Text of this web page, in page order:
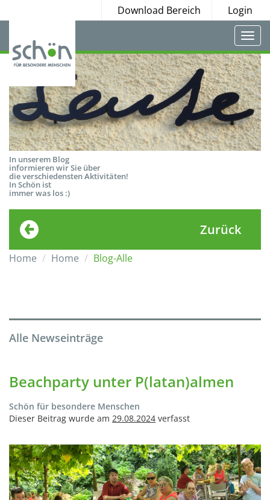
Download Bereich Login
In unserem Blog
informieren wir Sie über
die verschiedensten Aktivitäten!
In Schön ist
immer was los :)
Zurück
Home Home Blog-Alle
Alle Newseinträge
Beachparty unter P(latan)almen
Schön für besondere Menschen
Dieser Beitrag wurde am 29.08.2024 verfasst